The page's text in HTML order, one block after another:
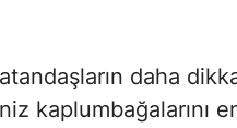
daha
kaplumbağalarını